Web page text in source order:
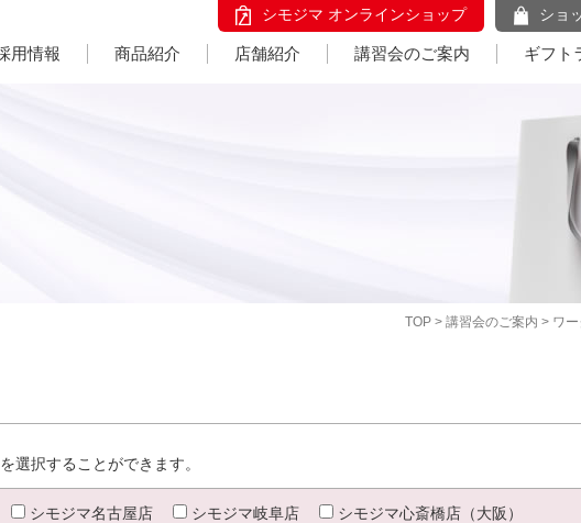
シモジマ オンラインショップ ショ
用情報 商品紹介 店舗紹介 講習会のご案内 ギフト
TOP > 講習会のご案内 > ワ
選択することができます。
シモジマ名古屋店 シモジマ岐阜店 シモジマ心斎橋店（大阪）